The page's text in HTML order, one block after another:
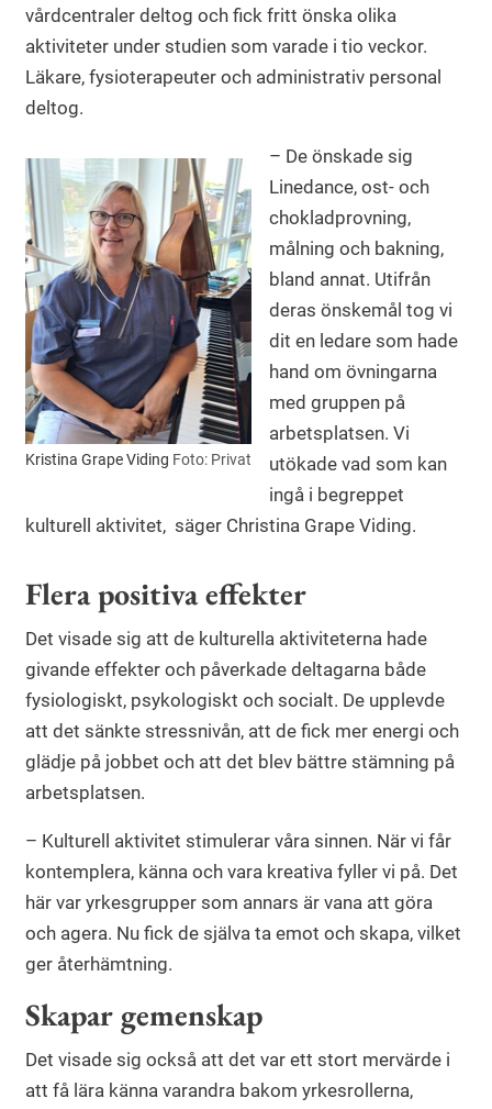
vårdcentraler deltog och fick fritt önska olika
aktiviteter under studien som varade i tio veckor.
Läkare, fysioterapeuter och administrativ personal
deltog.
Kristina Grape Viding Foto: Privat
– De önskade sig
Linedance, ost- och
chokladprovning,
målning och bakning,
bland annat. Utifrån
deras önskemål tog vi
dit en ledare som hade
hand om övningarna
med gruppen på
arbetsplatsen. Vi
utökade vad som kan
ingå i begreppet
kulturell aktivitet, säger Christina Grape Viding.
Flera positiva effekter
Det visade sig att de kulturella aktiviteterna hade
givande effekter och påverkade deltagarna både
fysiologiskt, psykologiskt och socialt. De upplevde
att det sänkte stressnivån, att de fick mer energi och
glädje på jobbet och att det blev bättre stämning på
arbetsplatsen.
– Kulturell aktivitet stimulerar våra sinnen. När vi får
kontemplera, känna och vara kreativa fyller vi på. Det
här var yrkesgrupper som annars är vana att göra
och agera. Nu fick de själva ta emot och skapa, vilket
ger återhämtning.
Skapar gemenskap
Det visade sig också att det var ett stort mervärde i
att få lära känna varandra bakom yrkesrollerna,